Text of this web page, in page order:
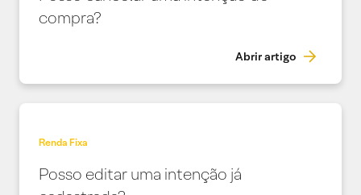
compra?
Abrir artigo
Renda Fixa
Posso editar uma intenção já